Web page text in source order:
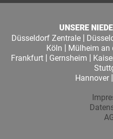
UNSERE
Düsseldorf Zentrale|
Köln | Mülheim an
Frankfurt | Gernsheim |
Hannover |